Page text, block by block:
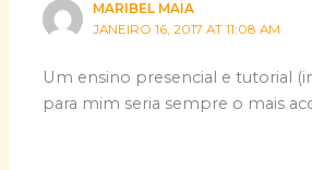
MARIBEL MAIA
JANEIRO 16, 2017 AT 11:08 AM
Um ensino presencial e tutorial
para mim seria sempre o mais